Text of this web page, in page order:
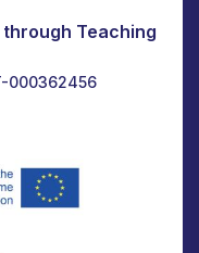
Teaching
000362456